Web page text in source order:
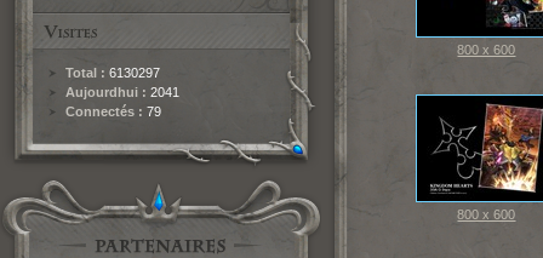
Total : 6130297
Aujourdhui : 2041
Connectés : 79
800 x 600
800 x 600